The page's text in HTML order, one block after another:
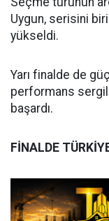
Uygun, serisini
yükseldi.
Yarı finalde de
performans
başardı.
FİNALDE